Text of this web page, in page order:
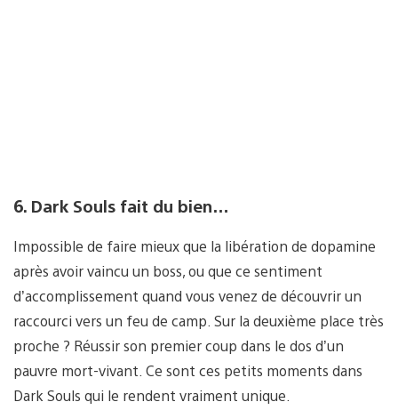
6. Dark Souls fait du bien…
Impossible de faire mieux que la libération de dopamine
après avoir vaincu un boss, ou que ce sentiment
d’accomplissement quand vous venez de découvrir un
raccourci vers un feu de camp. Sur la deuxième place très
proche ? Réussir son premier coup dans le dos d’un
pauvre mort-vivant. Ce sont ces petits moments dans
Dark Souls qui le rendent vraiment unique.